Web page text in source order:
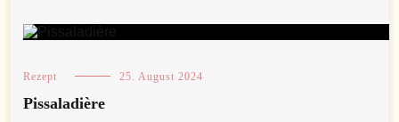
Rezept 25. August 2024
Pissaladière